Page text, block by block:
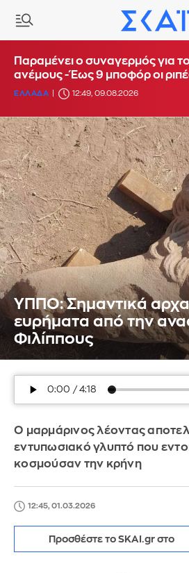
Παραμένει ο συναγερμός για
ανέμους - Έως 9 μποφόρ οι
ΕΛΛΑΔΑ 12:49, 09.08.2026
ΥΠΠΟ: Σημαντικά
ευρήματα από την
Φιλίππους
Ο μαρμάρινος λέοντας
εντυπωσιακό γλυπτό που
κοσμούσαν την κρήνη
12:45, 01.03.2026
Προσθέστε το SKAI.gr στο